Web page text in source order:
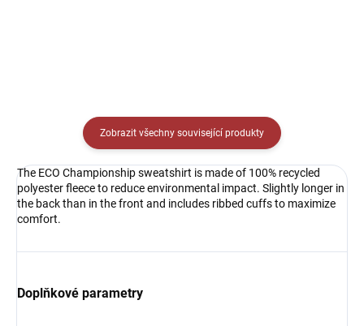
Zobrazit všechny související produkty
The ECO Championship sweatshirt is made of 100% recycled
polyester fleece to reduce environmental impact. Slightly longer in
the back than in the front and includes ribbed cuffs to maximize
comfort.
Doplňkové parametry